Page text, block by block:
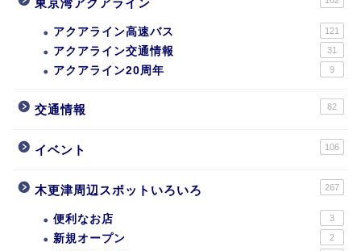
東京湾アクアライン
アクアライン高速バス 121
アクアライン交通情報 31
アクアライン20周年 9
交通情報 82
イベント 106
木更津周辺スポットいろいろ 267
便利なお店 3
新規オープン 2